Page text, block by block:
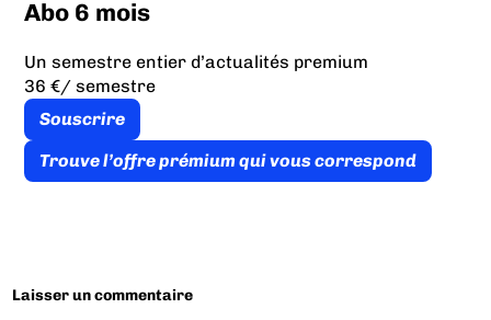
Abo 6 mois
Un semestre entier d’actualités premium
36 €/ semestre
Souscrire
Trouve l’offre prémium qui vous correspond
Laisser un commentaire